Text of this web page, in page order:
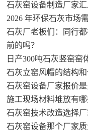
石灰窑设备制造厂家汇
2026 年环保石灰市场
石灰厂老板们：同行
前的吗？
日产300吨石灰竖窑窑
石灰立窑风帽的结构和
石灰窑设备厂家报价
施工现场材料堆放有
石灰窑技术改造选择
石灰窑设备那个厂家